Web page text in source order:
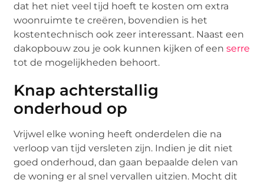
dat het niet veel tijd hoeft te kosten om extra
woonruimte te creëren, bovendien is het
kostentechnisch ook zeer interessant. Naast een
dakopbouw zou je ook kunnen kijken of eenserre
tot de mogelijkheden behoort.
Knap achterstallig
onderhoud op
Vrijwel elke woning heeft onderdelen die na
verloop van tijd versleten zijn. Indien je dit niet
goed onderhoud, dan gaan bepaalde delen van
de woning er al snel vervallen uitzien. Mocht dit